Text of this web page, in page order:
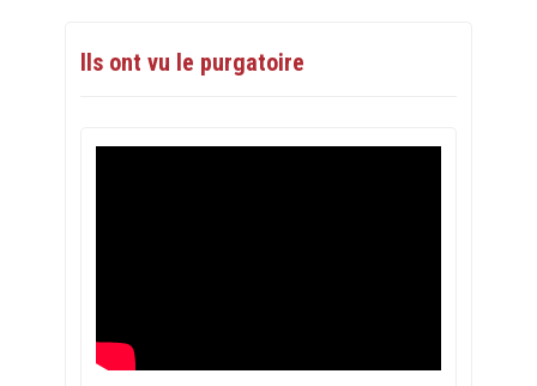
Ils ont vu le purgatoire